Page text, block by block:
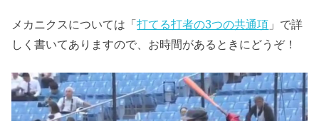
メカニクスについては「打てる打者の3つの共通項 」で詳
しく書いてありますので、お時間があるときにどうぞ！